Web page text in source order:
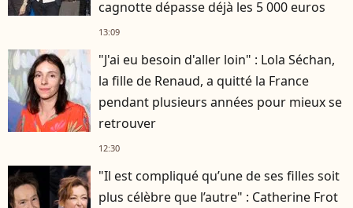
cagnotte dépasse déjà les 5 000 euros
13:09
"J'ai eu besoin d'aller loin" : Lola Séchan,
la fille de Renaud, a quitté la France
pendant plusieurs années pour mieux se
retrouver
12:30
"Il est compliqué qu’une de ses filles soit
plus célèbre que l’autre" : Catherine Frot